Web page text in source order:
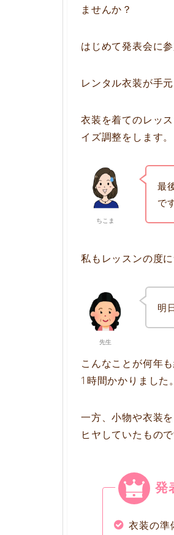
ませんか？
はじめて発表会に
レンタル衣装が手
衣装を着てのレッ
イズ調整をします。
ちこま
最
で
私もレッスンの度
先生
明
こんなことが何年
1時間かかりました。
一方、小物や衣装
ヒヤしていたもので
発
衣装の準